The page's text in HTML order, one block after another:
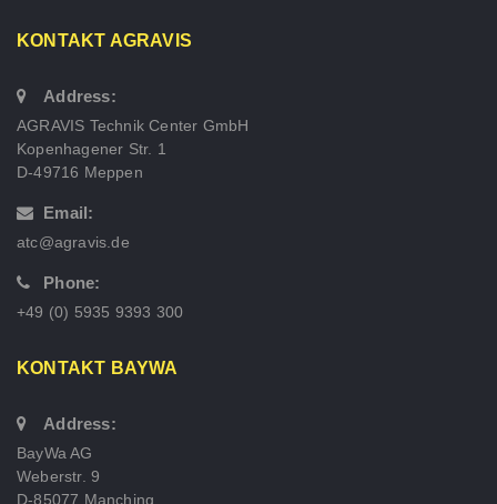
KONTAKT AGRAVIS
Address:
AGRAVIS Technik Center GmbH
Kopenhagener Str. 1
D-49716 Meppen
Email:
atc@agravis.de
Phone:
+49 (0) 5935 9393 300
KONTAKT BAYWA
Address:
BayWa AG
Weberstr. 9
D-85077 Manching